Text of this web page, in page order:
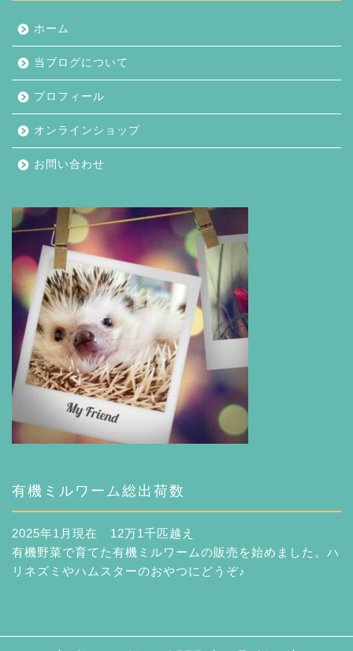
ホーム
当ブログについて
プロフィール
オンラインショップ
お問い合わせ
有機ミルワーム総出荷数
2025年1月現在 12万1千匹越え
有機野菜で育てた有機ミルワームの販売を始めました。ハ
リネズミやハムスターのおやつにどうぞ♪